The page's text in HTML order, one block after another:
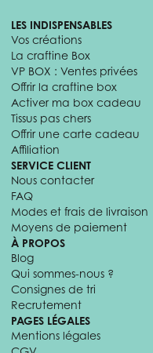
LES INDISPENSABLES
Vos créations
La craftine Box
VP BOX : Ventes privées
Offrir la craftine box
Activer ma box cadeau
Tissus pas chers
Offrir une carte cadeau
Affiliation
SERVICE CLIENT
Nous contacter
FAQ
Modes et frais de livraison
Moyens de paiement
À PROPOS
Blog
Qui sommes-nous ?
Consignes de tri
Recrutement
PAGES LÉGALES
Mentions légales